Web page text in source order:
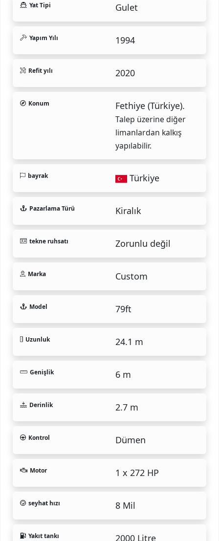
Yat Tipi Gulet
Yapım Yılı 1994
Refit yılı 2020
Konum Fethiye (Türkiye).
Talep üzerine diğer
limanlardan kalkış
yapılabilir.
bayrak Türkiye
Pazarlama Türü Kiralık
tekne ruhsatı Zorunlu değil
Marka Custom
Model 79ft
Uzunluk 24.1 m
Genişlik 6 m
Derinlik 2.7 m
Kontrol Dümen
Motor 1 x 272 HP
seyhat hızı 8 Mil
Yakıt tankı 2000 Litre